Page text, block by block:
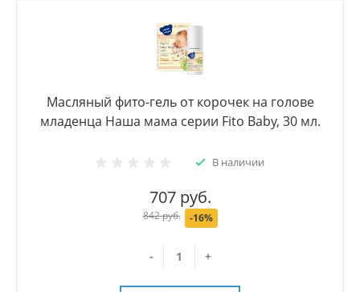
Масляный фито-гель от корочек на голове
младенца Наша мама серии Fito Baby, 30 мл.
В наличии
707 руб.
842 руб. -16%
- +